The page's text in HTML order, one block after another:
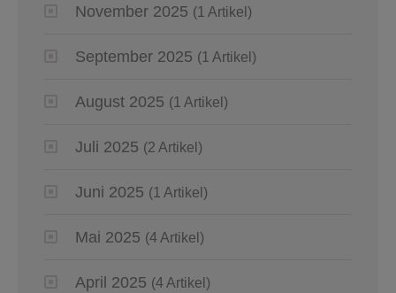
November 2025 (1 Artikel)
September 2025 (1 Artikel)
August 2025 (1 Artikel)
Juli 2025 (2 Artikel)
Juni 2025 (1 Artikel)
Mai 2025 (4 Artikel)
April 2025 (4 Artikel)